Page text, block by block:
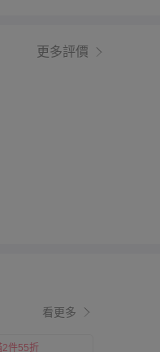
更多評價
看更多
2件55折